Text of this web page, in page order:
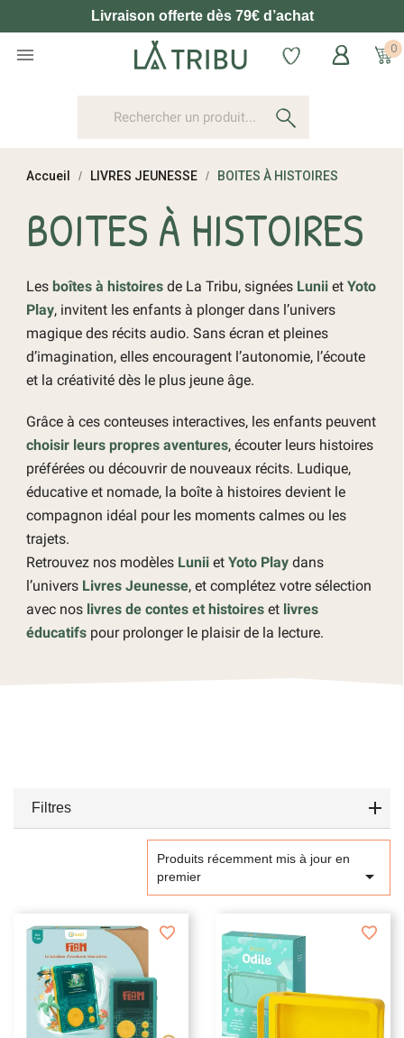
Livraison offerte dès 79€ d’achat
 0
Accueil LIVRES JEUNESSE BOITES À HISTOIRES
BOITES À HISTOIRES
Les boîtes à histoires de La Tribu, signées Lunii et Yoto
Play, invitent les enfants à plonger dans l’univers
magique des récits audio. Sans écran et pleines
d’imagination, elles encouragent l’autonomie, l’écoute
et la créativité dès le plus jeune âge.
Grâce à ces conteuses interactives, les enfants peuvent
choisir leurs propres aventures, écouter leurs histoires
préférées ou découvrir de nouveaux récits. Ludique,
éducative et nomade, la boîte à histoires devient le
compagnon idéal pour les moments calmes ou les
trajets.
Retrouvez nos modèles Lunii et Yoto Play dans
l’univers Livres Jeunesse, et complétez votre sélection
avec nos livres de contes et histoires et livres
éducatifs pour prolonger le plaisir de la lecture.
Filtres
Produits récemment mis à jour en
premier
